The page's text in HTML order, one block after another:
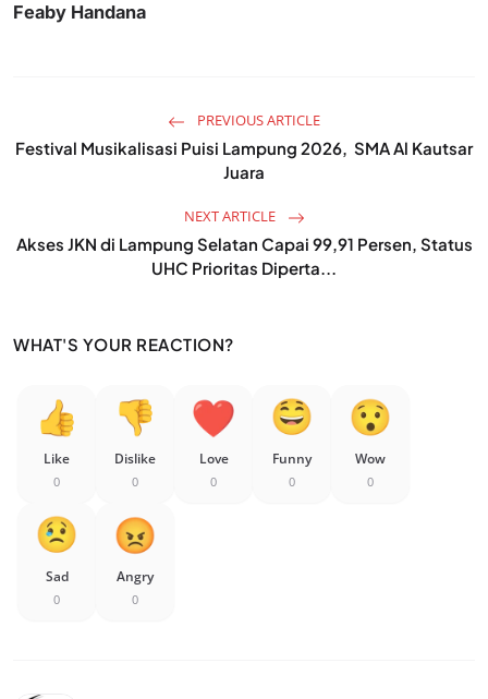
Feaby Handana
PREVIOUS ARTICLE
Festival Musikalisasi Puisi Lampung 2026, SMA Al Kautsar
Juara
NEXT ARTICLE
Akses JKN di Lampung Selatan Capai 99,91 Persen, Status
UHC Prioritas Diperta...
WHAT'S YOUR REACTION?
Like
0
Dislike
0
Love
0
Funny
0
Wow
0
Sad
0
Angry
0